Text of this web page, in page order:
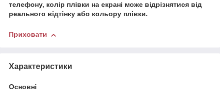
телефону, колір плівки на екрані може відрізнятися від
реального відтінку або кольору плівки.
Приховати
Характеристики
Основні